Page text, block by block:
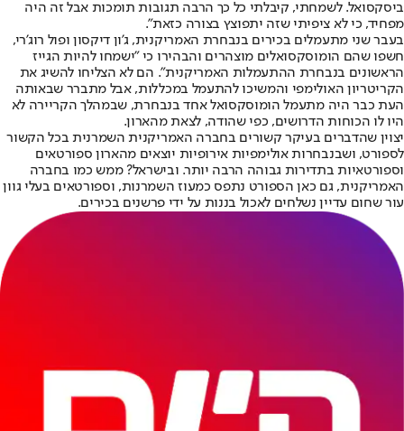
ביסקסואל. לשמחתי, קיבלתי כל כך הרבה תגובות תומכות אבל זה היה
מפחיד, כי לא ציפיתי שזה יתפוצץ בצורה כזאת".
בעבר שני מתעמלים בכירים בנבחרת האמריקנית, ג'ון דיקסון ופול רוג'רי,
חשפו שהם הומוסקסואלים מוצהרים והבהירו כי "ישמחו להיות הגייז
הראשונים בנבחרת ההתעמלות האמריקנית". הם לא הצליחו להשיג את
הקריטריון האולימפי והמשיכו להתעמל במכללות, אבל מתברר שבאותה
העת כבר היה מתעמל הומוסקסואל אחד בנבחרת, שבמהלך הקריירה לא
היו לו הכוחות הדרושים, כפי שהודה, לצאת מהארון.
יצוין שהדברים בעיקר קשורים בחברה האמריקנית השמרנית בכל הקשור
לספורט, ושבנבחרות אולימפיות אירופיות יוצאים מהארון ספורטאים
וספורטאיות בתדירות גבוהה הרבה יותר. ובישראל? ממש כמו בחברה
האמריקנית, גם כאן הספורט נתפס כמעוז השמרנות, וספורטאים בעלי גוון
עור שחום עדיין נשלחים לאכול בננות על ידי פרשנים בכירים.